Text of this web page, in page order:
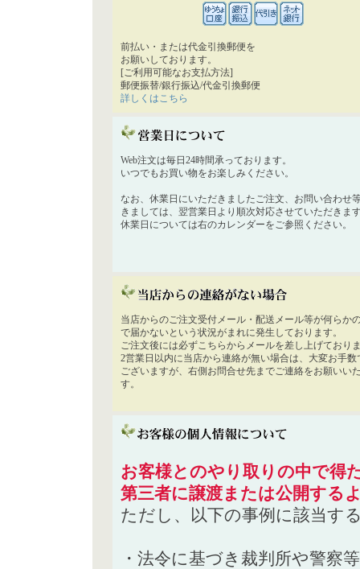
前払い・または代金引換郵便を
お願いしております。
[ご利用可能なお支払方法]
郵便振替/銀行振込/代金引換郵便
詳しくはこちら
Web注文は毎日24時間承っております。
いつでもお買い物をお楽しみください。
なお、休業日にいただきましたご注文、お問い合わせ
きましては、翌営業日より順次対応させていただきま
休業日については右のカレンダーをご参照ください。
当店からのご注文受付メール・配送メール等が何らか
で届かないという状況がまれに発生しております。
ご注文後には必ずこちらからメールを差し上げており
2営業日以内に当店から連絡が無い場合は、大変お手数
ございますが、右側お問合せ先までご連絡をお願いい
す。
お客様とのやり取りの中で得
第三者に譲渡または公開する
ただし、以下の事例に該当す
・法令に基づき裁判所や警察